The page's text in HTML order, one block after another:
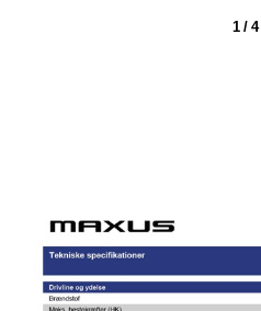
1 / 4